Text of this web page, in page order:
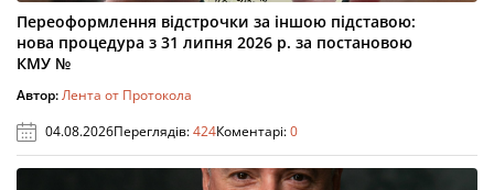
Переоформлення відстрочки за іншою підставою:
нова процедура з 31 липня 2026 р. за постановою
КМУ №
Автор:Лента от Протокола
04.08.2026Переглядів:424Коментарі:0